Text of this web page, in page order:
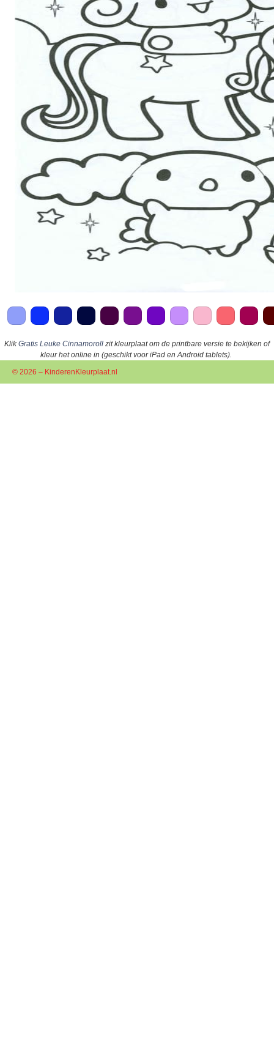
KlikGratis Leuke Cinnamoroll zit kleurplaat om de printbare versie te bekijken of
kleur het online in (geschikt voor iPad en Android tablets).
© 2026 – KinderenKleurplaat.nl